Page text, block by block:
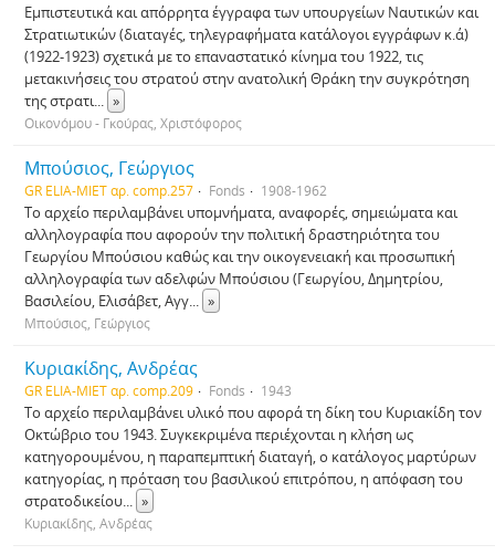
Εμπιστευτικά και απόρρητα έγγραφα των υπουργείων Ναυτικών και
Στρατιωτικών (διαταγές, τηλεγραφήματα κατάλογοι εγγράφων κ.ά)
(1922-1923) σχετικά με το επαναστατικό κίνημα του 1922, τις
μετακινήσεις του στρατού στην ανατολική Θράκη την συγκρότηση
της στρατι... »
Οικονόμου - Γκούρας, Χριστόφορος
Μπούσιος, Γεώργιος
GR ELIA-MIET αρ. comp.257 Fonds 1908-1962
Το αρχείο περιλαμβάνει υπομνήματα, αναφορές, σημειώματα και
αλληλογραφία που αφορούν την πολιτική δραστηριότητα του
Γεωργίου Μπούσιου καθώς και την οικογενειακή και προσωπική
αλληλογραφία των αδελφών Μπούσιου (Γεωργίου, Δημητρίου,
Βασιλείου, Ελισάβετ, Αγγ... »
Μπούσιος, Γεώργιος
Κυριακίδης, Ανδρέας
GR ELIA-MIET αρ. comp.209 Fonds 1943
Το αρχείο περιλαμβάνει υλικό που αφορά τη δίκη του Κυριακίδη τον
Οκτώβριο του 1943. Συγκεκριμένα περιέχονται η κλήση ως
κατηγορουμένου, η παραπεμπτική διαταγή, ο κατάλογος μαρτύρων
κατηγορίας, η πρόταση του βασιλικού επιτρόπου, η απόφαση του
στρατοδικείου... »
Κυριακίδης, Ανδρέας